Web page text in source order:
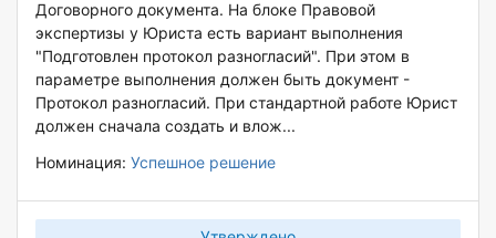
Договорного документа. На блоке Правовой
экспертизы у Юриста есть вариант выполнения
"Подготовлен протокол разногласий". При этом в
параметре выполнения должен быть документ -
Протокол разногласий. При стандартной работе Юрист
должен сначала создать и влож...
Номинация: Успешное решение